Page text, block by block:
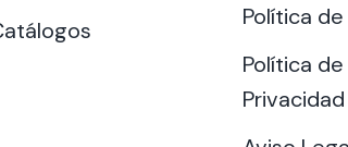
Política
Política de
Privacidad